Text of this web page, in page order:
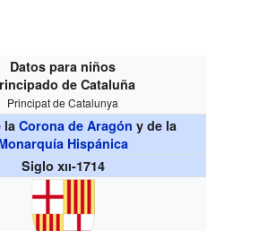
Datos para niños
de Cataluña
Principat de Catalunya
laCorona de Aragón y de la
Hispánica
Siglo xii-1714